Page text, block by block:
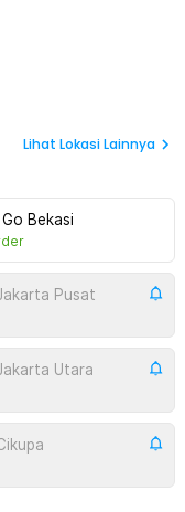
Lihat Lokasi Lainnya
Bekasi
Pusat
Utara